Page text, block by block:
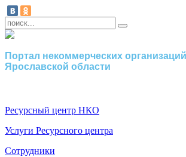
Портал некоммерческих организаций
Ярославской области
Ресурсный центр НКО
Услуги Ресурсного центра
Сотрудники